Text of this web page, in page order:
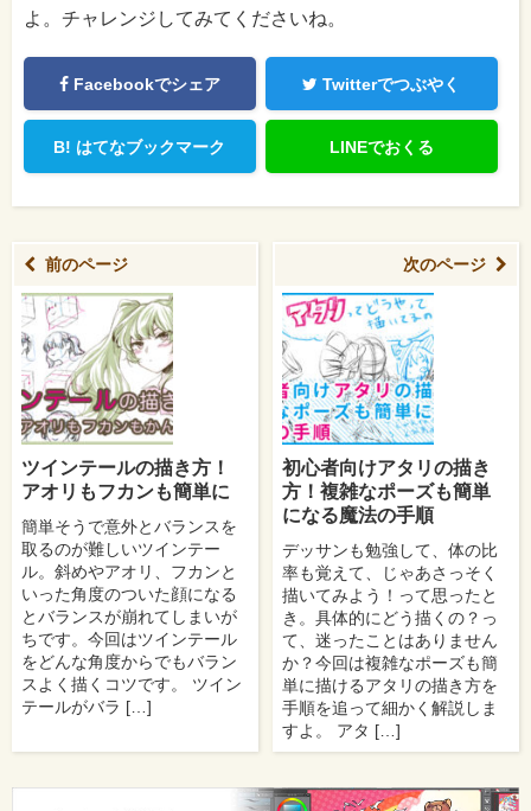
よ。チャレンジしてみてくださいね。
Facebookでシェア Twitterでつぶやく
B! はてなブックマーク LINEでおくる
前のページ
ツインテールの描き方！
アオリもフカンも簡単に
簡単そうで意外とバランスを
取るのが難しいツインテー
ル。斜めやアオリ、フカンと
いった角度のついた顔になる
とバランスが崩れてしまいが
ちです。今回はツインテール
をどんな角度からでもバラン
スよく描くコツです。 ツイン
テールがバラ […]
次のページ
初心者向けアタリの描き
方！複雑なポーズも簡単
になる魔法の手順
デッサンも勉強して、体の比
率も覚えて、じゃあさっそく
描いてみよう！って思ったと
き。具体的にどう描くの？っ
て、迷ったことはありません
か？今回は複雑なポーズも簡
単に描けるアタリの描き方を
手順を追って細かく解説しま
すよ。 アタ […]